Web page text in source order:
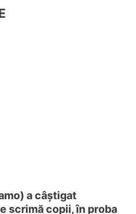
a câștigat
scrimă copii, în proba